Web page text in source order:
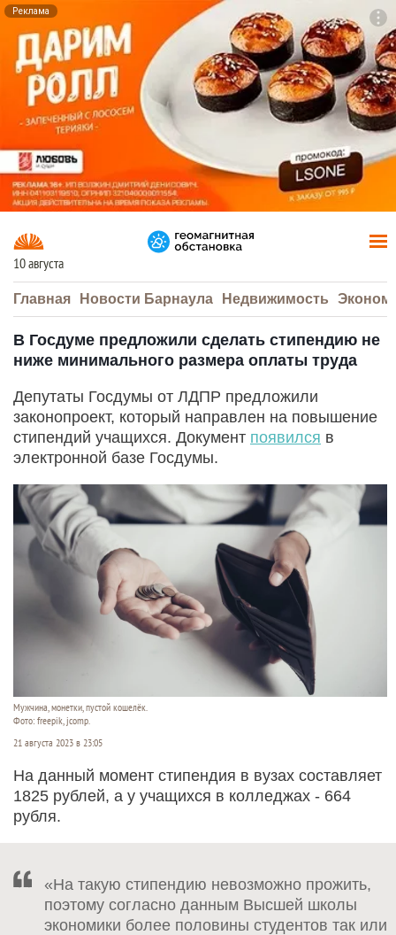
Реклама
10 августа
Главная Новости Барнаула Недвижимость
В Госдуме предложили сделать стипендию не
ниже минимального размера оплаты труда
Депутаты Госдумы от ЛДПР предложили
законопроект, который направлен на повышение
стипендий учащихся. Документ появился в
электронной базе Госдумы.
Мужчина, монетки, пустой кошелёк.
Фото: freepik, jcomp.
21 августа 2023 в 23:05
На данный момент стипендия в вузах составляет
1825 рублей, а у учащихся в колледжах - 664
рубля.
«На такую стипендию невозможно прожить,
поэтому согласно данным Высшей школы
экономики более половины студентов так или